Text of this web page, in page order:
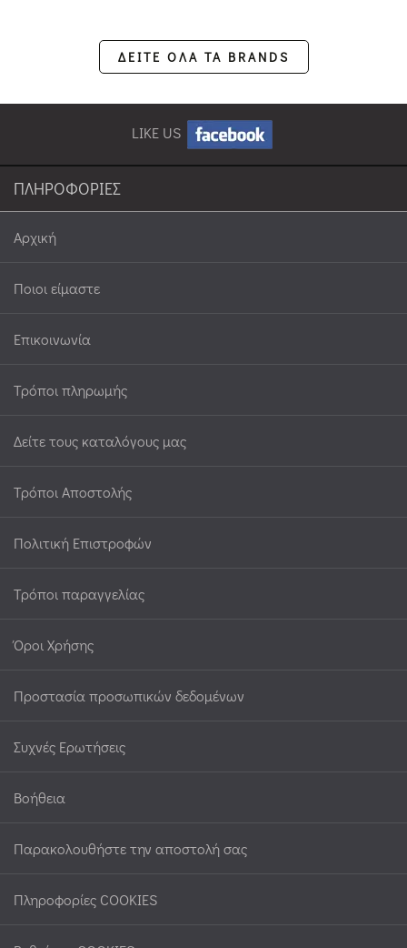
ΔΕΙΤΕ ΟΛΑ ΤΑ BRANDS
LIKE US
ΠΛΗΡΟΦΟΡΙΕΣ
Αρχική
Ποιοι είμαστε
Επικοινωνία
Τρόποι πληρωμής
Δείτε τους καταλόγους μας
Τρόποι Αποστολής
Πολιτική Επιστροφών
Τρόποι παραγγελίας
Όροι Χρήσης
Προστασία προσωπικών δεδομένων
Συχνές Ερωτήσεις
Βοήθεια
Παρακολουθήστε την αποστολή σας
Πληροφορίες COOKIES